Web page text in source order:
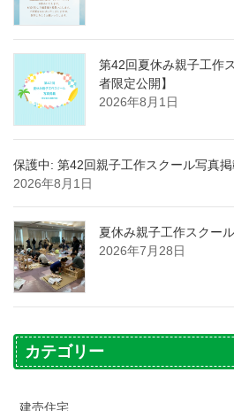
第42回夏休み親子工作
者限定公開】
2026年8月1日
保護中: 第42回親子工作スクール写真掲
2026年8月1日
夏休み親子工作スクー
2026年7月28日
カテゴリー
建売住宅